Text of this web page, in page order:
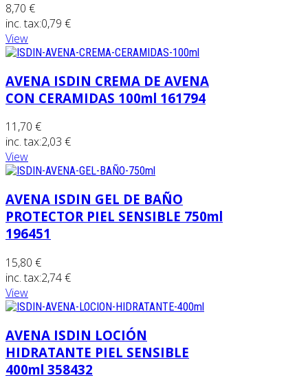
8,70 €
inc. tax:0,79 €
View
AVENA ISDIN CREMA DE AVENA
CON CERAMIDAS 100ml 161794
11,70 €
inc. tax:2,03 €
View
AVENA ISDIN GEL DE BAÑO
PROTECTOR PIEL SENSIBLE 750ml
196451
15,80 €
inc. tax:2,74 €
View
AVENA ISDIN LOCIÓN
HIDRATANTE PIEL SENSIBLE
400ml 358432